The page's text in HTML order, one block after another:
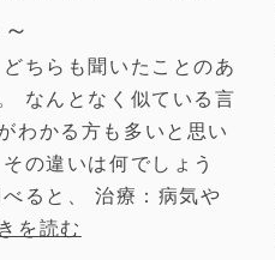
ちらも聞いたことのあ
なんとなく似ている言
わかる方も多いと思い
の違いは何でしょう
ると、 治療：病気や
を読む